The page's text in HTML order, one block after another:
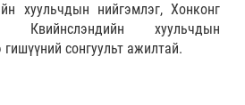
хуульчдын нийгэмлэг, Хонконг
Квийнслэндийн хуульчдын
сонгуульт ажилтай.